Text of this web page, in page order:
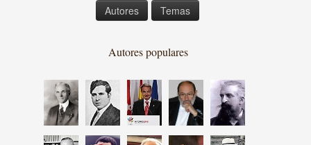
Autores Temas
Autores populares